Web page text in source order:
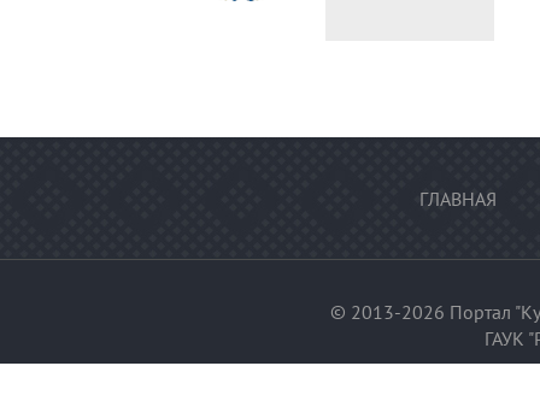
ГЛАВНАЯ
© 2013-2026 Портал
ГАУК